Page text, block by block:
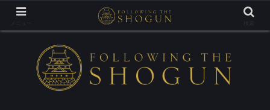
Tracing the Footsteps of the Samurai Lords